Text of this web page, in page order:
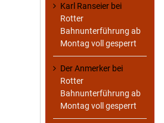
Karl Ranseier bei
Rotter
Bahnunterführung ab
Montag voll gesperrt
Der Anmerker bei
Rotter
Bahnunterführung ab
Montag voll gesperrt